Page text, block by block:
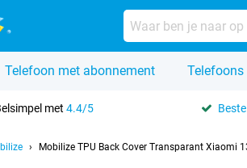
Telefoon met abonnement Telefoons
met4.4/5 Beste
Mobilize TPU Back Cover Transparant Xiaomi